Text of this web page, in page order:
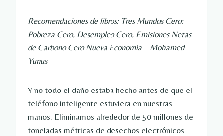
Recomendaciones de libros: Tres Mundos Cero:
Pobreza Cero, Desempleo Cero, Emisiones Netas
de Carbono Cero Nueva Economía
    Mohamed
Yunus
Y no todo el daño estaba hecho antes de que el
teléfono inteligente estuviera en nuestras
manos. Eliminamos alrededor de 50 millones de
toneladas métricas de desechos electrónicos